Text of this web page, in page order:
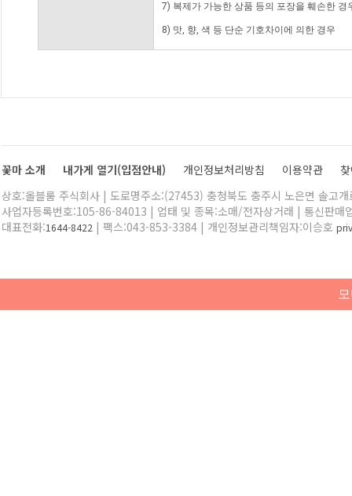
7) 복제가 가능한 상품 등의 포장을 훼손한 경
8) 맛, 향, 색 등 단순 기호차이에 의한 경우
꽃마 소개 내가게 열기(입점안내) 개인정보처리방침 이용약관
상호:올블룸 주식회사 | 도로명주소:(27453) 충청북도 충주시 노은면 솔고
사업자등록번호:105-86-84013 | 업태 및 종목:소매/전자상거래 | 통신판매
대표전화:1644-8422 | 팩스:043-853-3384 | 개인정보관리책임자:이승호